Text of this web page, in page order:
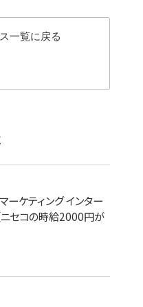
一覧に戻る
ーケティング インター
ニセコの時給2000円が